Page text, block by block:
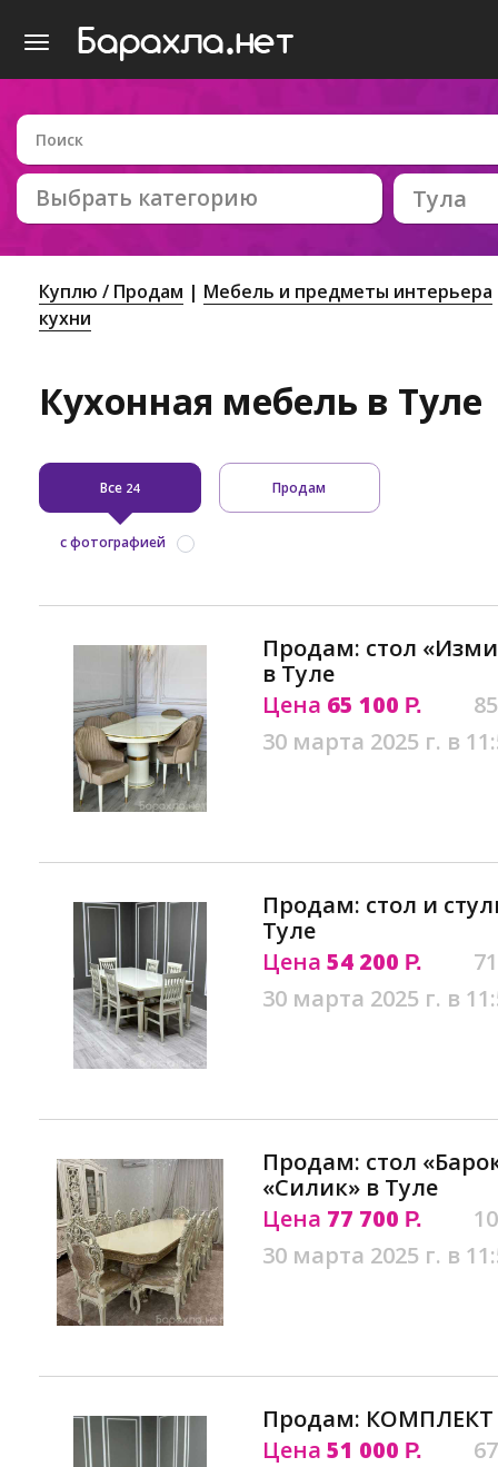
Выбрать категорию Тула
Куплю / Продам
Мебель и предметы интерьера
кухни
Кухонная мебель в Туле
Все 24 Продам
с фотографией
Продам: стол
в Туле
Цена 65 100 Р.
30 марта 2025 г. в
Продам: стол и
Туле
Цена 54 200 Р.
30 марта 2025 г. в
Продам: стол
«Силик» в Туле
Цена 77 700 Р.
30 марта 2025 г. в
Продам: КОМПЛЕКТ
Цена 51 000 Р.